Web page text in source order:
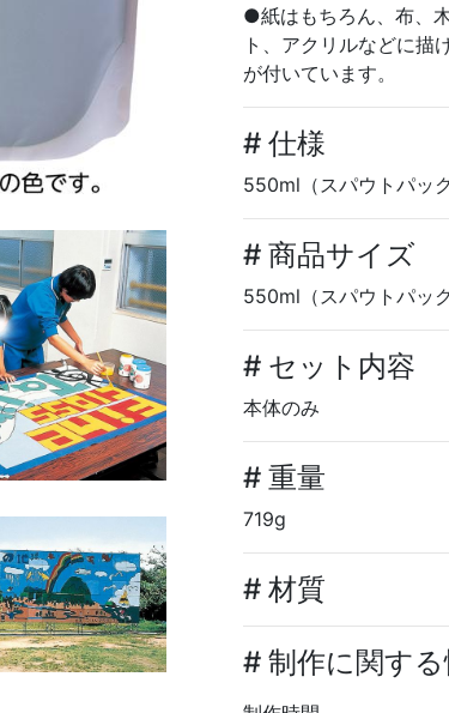
●紙はもちろん、布、
ト、アクリルなどに
が付いています。
# 仕様
550ml（スパウトパッ
# 商品サイズ
550ml（スパウトパック
# セット内容
本体のみ
# 重量
719g
# 材質
# 制作に関する